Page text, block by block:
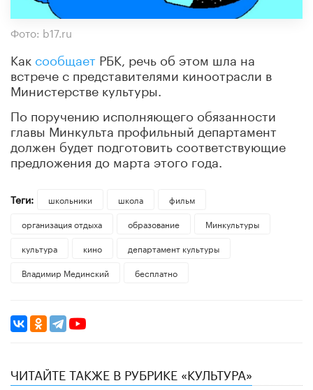
Фото: b17.ru
Как сообщает РБК, речь об этом шла на
встрече с представителями киноотрасли в
Министерстве культуры.
По поручению исполняющего обязанности
главы Минкульта профильный департамент
должен будет подготовить соответствующие
предложения до марта этого года.
Теги: школьники школа
фильм
организация отдыха
образование
Минкультуры
культура
кино
департамент культуры
Владимир Мединский
бесплатно
ЧИТАЙТЕ ТАКЖЕ В РУБРИКЕ «КУЛЬТУРА»